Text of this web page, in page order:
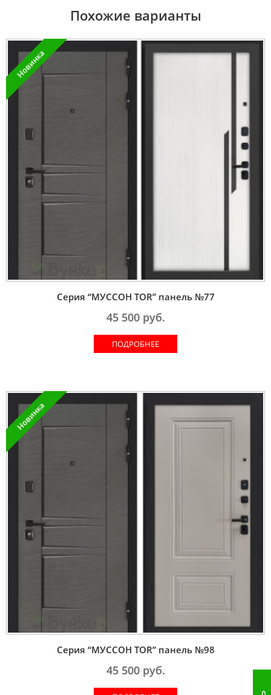
Похожие варианты
Новинка
Серия “МУССОН TOR” панель №77
45 500руб.
ПОДРОБНЕЕ
Новинка
Серия “МУССОН TOR” панель №98
45 500руб.